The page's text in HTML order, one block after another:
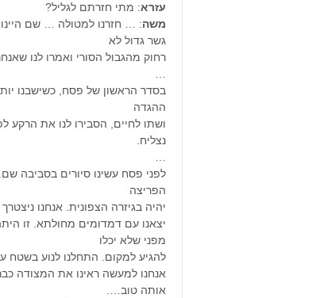
עזרא: מתי חזרתם לגליל?
משה: … חזרנו למטולה … שם
גשר גדול לא
רחוק מהגבול הסורי ואמרו לנו
…
בסדר הראשון של פסח, כשישבנו
ההגדה
ושתו לחיים, הסבירו לנו את הרקע
נצליח.
…
לפני פסח עשינו סיורים בסביבה
הפריצה
יהיה בגיזרה הצפונית. אנחנו
יצאנו עם דמדומים מחולתא. זו
מפני שלא יכלו
להגיע למקום. התחלנו לנוע בשטח
אנחנו למעשה ראינו את המצודה
אותה טוב….